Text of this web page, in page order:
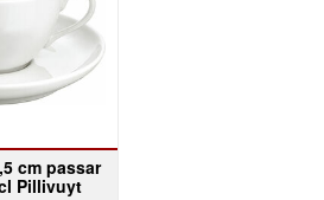
cm passar
Pillivuyt